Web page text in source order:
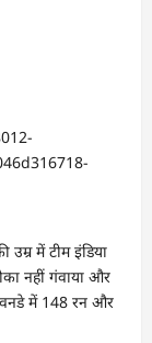
उम्र में टीम इंडिया
नहीं गंवाया और
में 148 रन और